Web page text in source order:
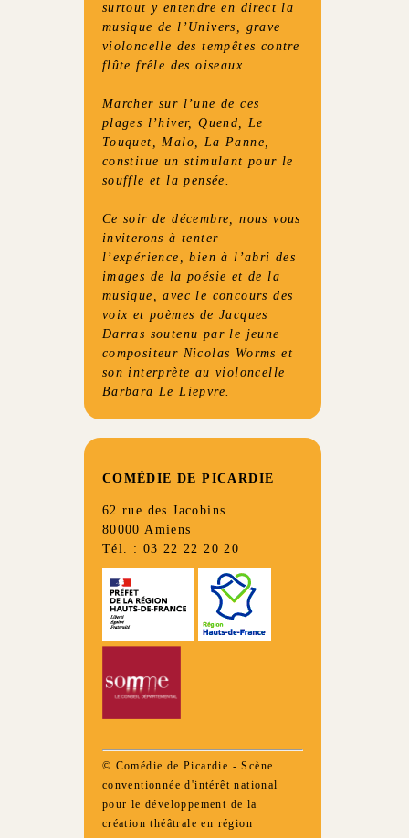
surtout y entendre en direct la
musique de l’Univers, grave
violoncelle des tempêtes contre
flûte frêle des oiseaux.
Marcher sur l’une de ces
plages l’hiver, Quend, Le
Touquet, Malo, La Panne,
constitue un stimulant pour le
souffle et la pensée.
Ce soir de décembre, nous vous
inviterons à tenter
l’expérience, bien à l’abri des
images de la poésie et de la
musique, avec le concours des
voix et poèmes de Jacques
Darras soutenu par le jeune
compositeur Nicolas Worms et
son interprète au violoncelle
Barbara Le Liepvre.
COMÉDIE DE PICARDIE
62 rue des Jacobins
80000 Amiens
Tél. : 03 22 22 20 20
© Comédie de Picardie - Scène
conventionnée d'intérêt national
pour le développement de la
création théâtrale en région